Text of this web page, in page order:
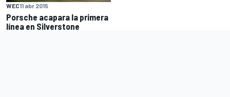
WEC11 abr 2015
Porsche acapara la primera
línea en Silverstone